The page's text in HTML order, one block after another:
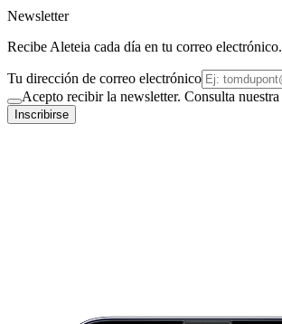
Newsletter
Recibe Aleteia cada día en tu correo electrónico.
Tu dirección de correo electrónico
Acepto recibir la newsletter. Consulta nuestra
Inscribirse